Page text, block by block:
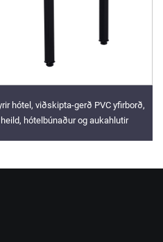
hótel, viðskipta-gerð PVC yfirborð,
hótelbúnaður og aukahlutir